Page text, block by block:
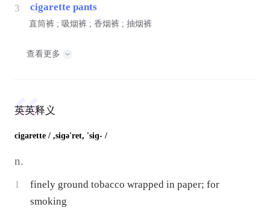
3 cigarette pants
直筒裤 ; 吸烟裤 ; 香烟裤 ; 抽烟裤
查看更多
英英释义
cigarette / ,siɡə'ret, 'siɡ- /
n.
1
finely ground tobacco wrapped in paper; for
smoking